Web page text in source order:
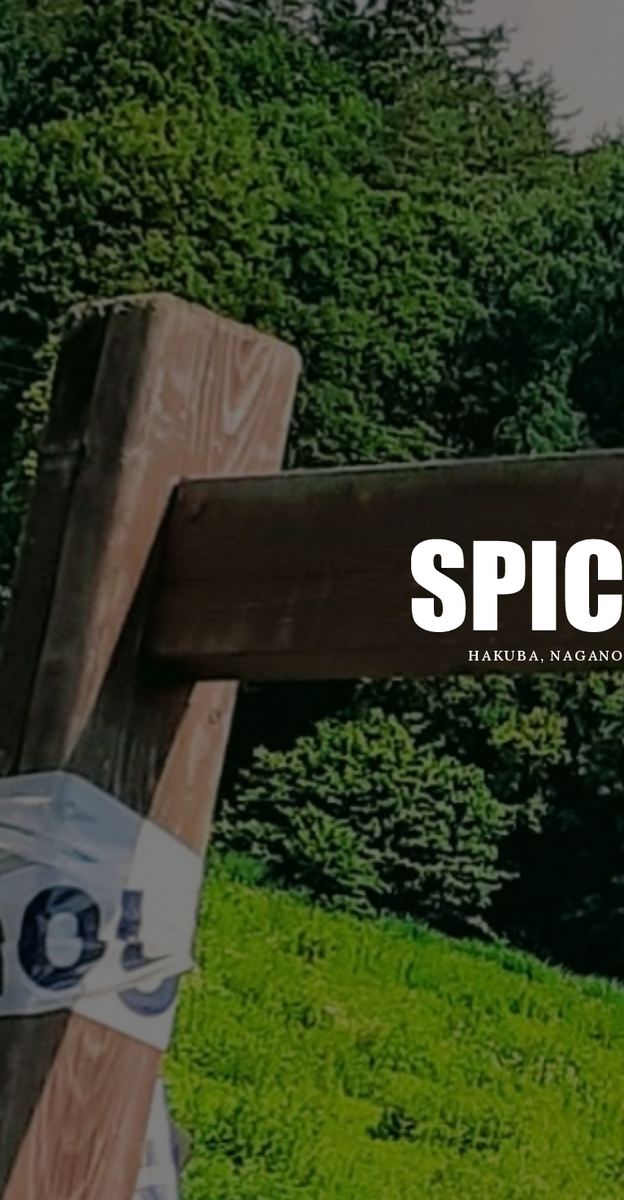
GREEN
MTBレンタル・ツアー
イベント遊具
店舗
よくあるご質問 採用情報 お問い合わせ
個人情報保護方針 特定商取引に関する表示 リンク
HAKUBA, NAGANO